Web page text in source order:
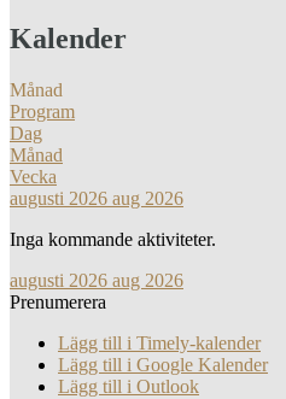
Kalender
Månad
Program
Dag
Månad
Vecka
augusti 2026 aug 2026
Inga kommande aktiviteter.
augusti 2026 aug 2026
Prenumerera
Lägg till i Timely-kalender
Lägg till i Google Kalender
Lägg till i Outlook